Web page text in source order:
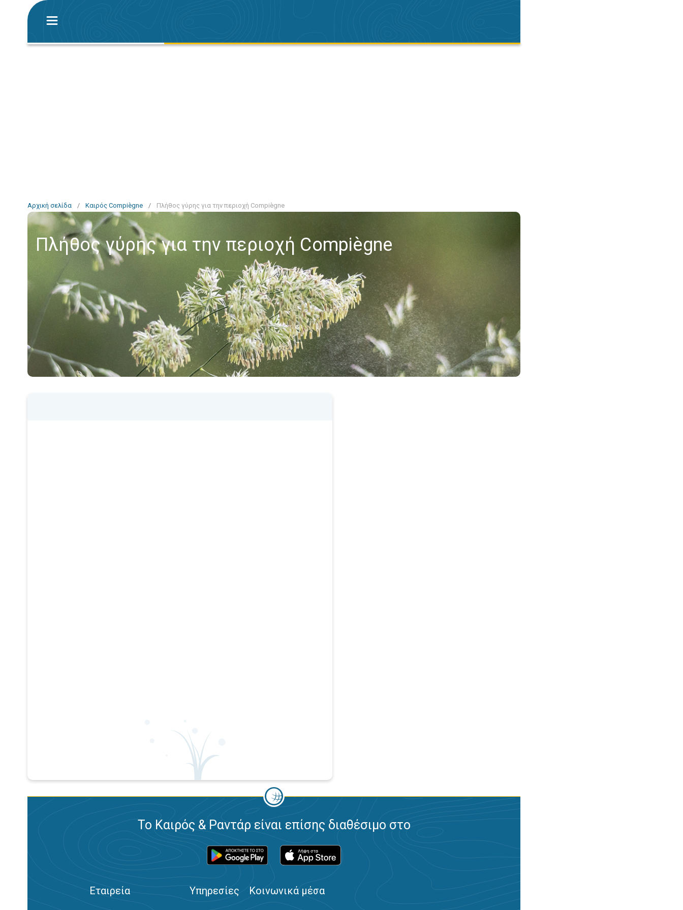
Αρχική σελίδα / Καιρός Compiègne / Πλήθος γύρης για την περιοχή Compiègne
Πλήθος γύρης για την περιοχή Compiègne
Το Καιρός & Ραντάρ είναι επίσης διαθέσιμο στο
Εταιρεία Υπηρεσίες Κοινωνικά μέσα